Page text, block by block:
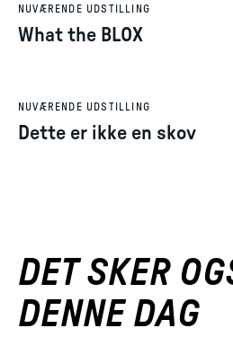
NUVÆRENDE UDSTILLING
What the BLOX
NUVÆRENDE UDSTILLING
Dette er ikke en skov
DET SKER
DENNE DAG